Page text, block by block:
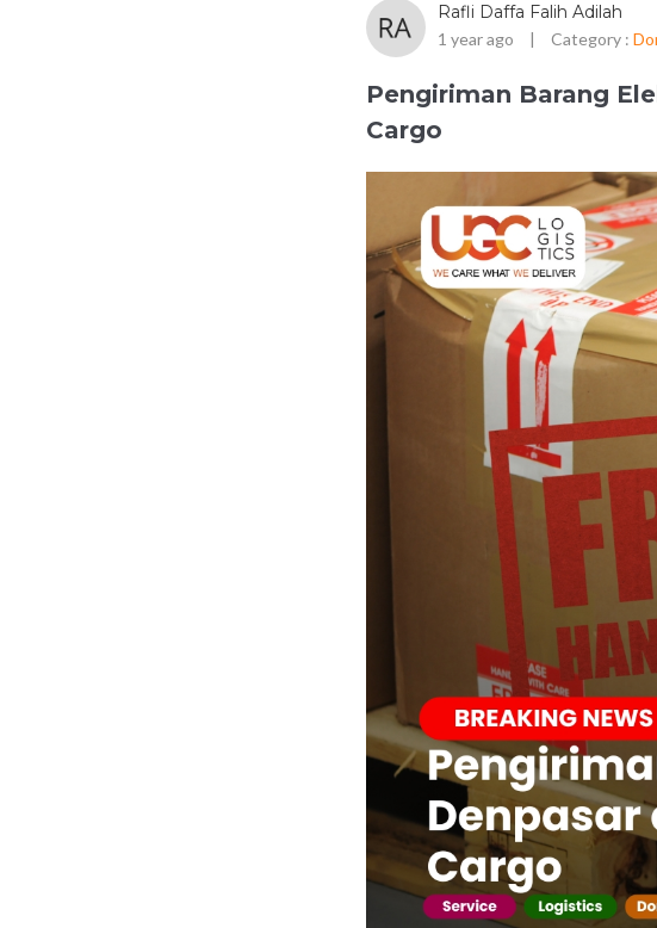
Rafli Daffa Falih Adilah
1 year ago | Category :
Pengiriman Barang
Cargo